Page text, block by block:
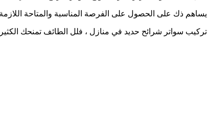
يساهم ذك على الحصول على الفرصة المناسبة والمتاحة
تركيب سواتر شرائح حديد في منازل ، فلل الطائف تمنحك